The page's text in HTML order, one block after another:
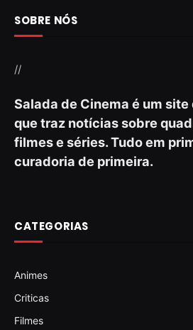
SOBRE NÓS
//
Salada de Cinema é um
que traz notícias sobre
filmes e séries. Tudo em
curadoria de primeira.
CATEGORIAS
Animes
Criticas
Filmes